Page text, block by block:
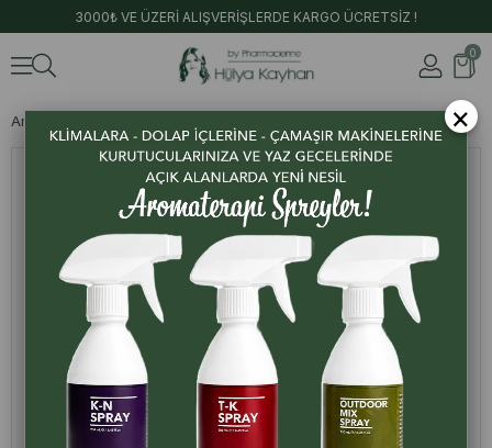
3000₺ VE ÜZERİ ALIŞVERİŞLERDE KARGO ÜCRETSİZ !
0
Anasayfa ×